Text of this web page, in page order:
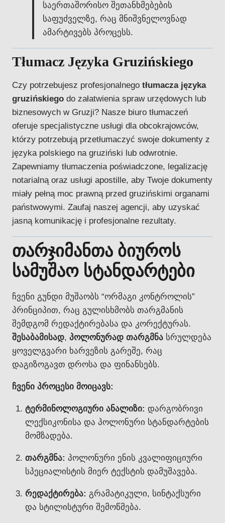
საერთაშორისო შეთანხმებების
საფუძველზე, რაც მნიშვნელოვნად
ამარტივებს პროცესს.
Tłumacz Języka Gruzińskiego
Czy potrzebujesz profesjonalnego tłumacza języka
gruzińskiego do załatwienia spraw urzędowych lub
biznesowych w Gruzji? Nasze biuro tłumaczeń
oferuje specjalistyczne usługi dla obcokrajowców,
którzy potrzebują przetłumaczyć swoje dokumenty z
języka polskiego na gruziński lub odwrotnie.
Zapewniamy tłumaczenia poświadczone, legalizację
notarialną oraz usługi apostille, aby Twoje dokumenty
miały pełną moc prawną przed gruzińskimi organami
państwowymi. Zaufaj naszej agencji, aby uzyskać
jasną komunikację i profesjonalne rezultaty.
თარჯიმანთა ბიუროს
სამუშაო სტანდარტები
ჩვენი გუნდი მუშაობს “ორმაგი კონტროლის”
პრინციპით, რაც გულისხმობს თარგმანის
შემდგომ რედაქტირებასა და კორექტურას.
შესაბამისად, პოლონურად თარგმნა სრულდება
ყოველგვარი ხარვეზის გარეშე, რაც
დაგიზოგავთ დროსა და ფინანსებს.
ჩვენი პროცესი მოიცავს:
ტერმინოლოგიური ანალიზი: დარგობრივი
ლექსიკონისა და პოლონური სტანდარტების
მომზადება.
თარგმნა: პოლონური ენის კვალიფიციური
სპეციალისტის მიერ ტექსტის დამუშავება.
რედაქტირება: გრამატიკული, სინტაქსური
და სტილისტური შემოწმება.